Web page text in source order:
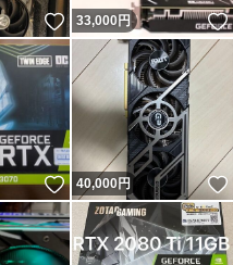
いいね！
33,000 円
いいね！
40,000円